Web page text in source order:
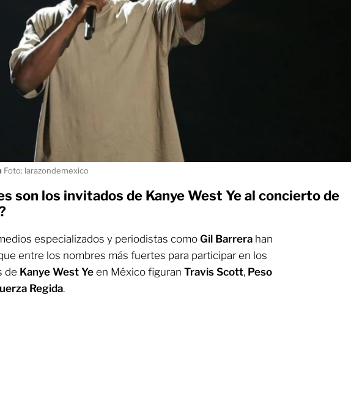
ı Foto: larazondemexico
son los invitados de Kanye West Ye al concierto de
especializados y periodistas como Gil Barrera han
entre los nombres más fuertes para participar en los
de Kanye West Ye en México figuran Travis Scott, Peso
Regida.